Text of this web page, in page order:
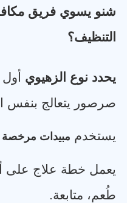
شنو يسوي فريق
التنظيف؟
يحدد نوع الزهيوي
صرصور يتعالج بنفس
يستخدم مبيدات مرخصة
يعمل خطة علاج على
طُعم، متابعة.